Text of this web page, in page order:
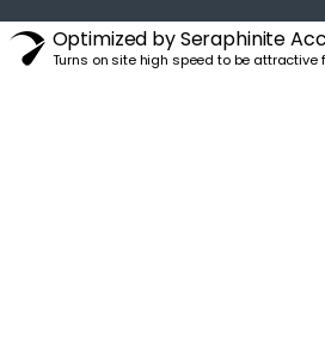
Optimized by Seraphinite
Turns on site high speed to be